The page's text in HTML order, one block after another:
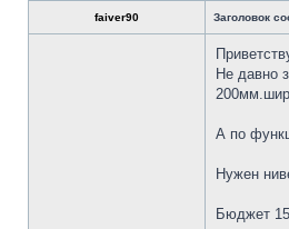
faiver90 Заголовок
Не давно
А по
Нужен
Бюджет